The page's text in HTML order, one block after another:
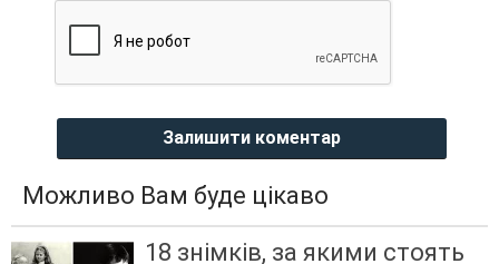
Залишити коментар
Можливо Вам буде цікаво
18 знімків, за якими стоять